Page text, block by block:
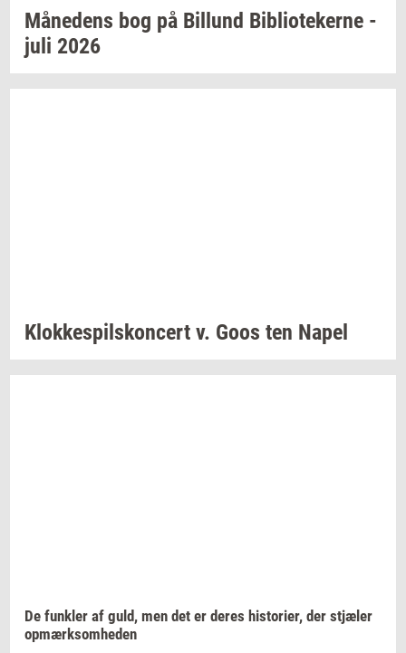
Må­ne­dens bog på Bil­lund Bi­bli­o­te­ker­ne -
juli 2026
Klok­ke­spils­kon­cert v. Goos ten Napel
De funk­ler af guld, men det er deres hi­sto­ri­er, der stjæ­ler
op­mærk­som­he­den